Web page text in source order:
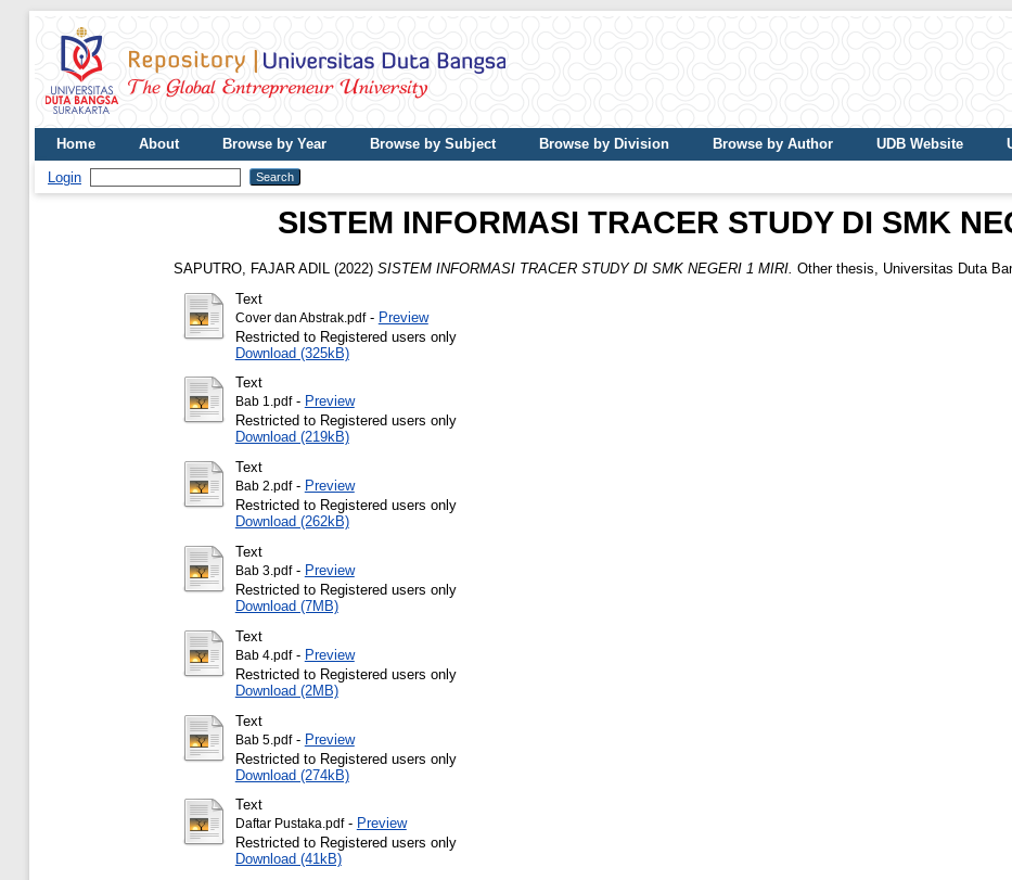
Home About Browse by Year Browse by Subject Browse by Division Browse by Author UDB Website
Login
SISTEM INFORMASI TRACER STUDY DI SMK
SAPUTRO, FAJAR ADIL (2022) SISTEM INFORMASI TRACER STUDY DI SMK NEGERI 1 MIRI. Other thesis, Universitas Duta
Text
Cover dan Abstrak.pdf- Preview
Restricted to Registered users only
Download (325kB)
Text
Bab 1.pdf- Preview
Restricted to Registered users only
Download (219kB)
Text
Bab 2.pdf- Preview
Restricted to Registered users only
Download (262kB)
Text
Bab 3.pdf- Preview
Restricted to Registered users only
Download (7MB)
Text
Bab 4.pdf- Preview
Restricted to Registered users only
Download (2MB)
Text
Bab 5.pdf- Preview
Restricted to Registered users only
Download (274kB)
Text
Daftar Pustaka.pdf- Preview
Restricted to Registered users only
Download (41kB)